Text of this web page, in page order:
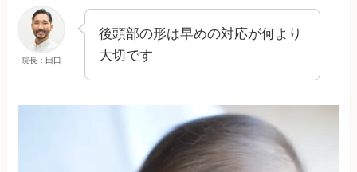
院長：田口
後頭部の形は早めの対応が何より
大切です